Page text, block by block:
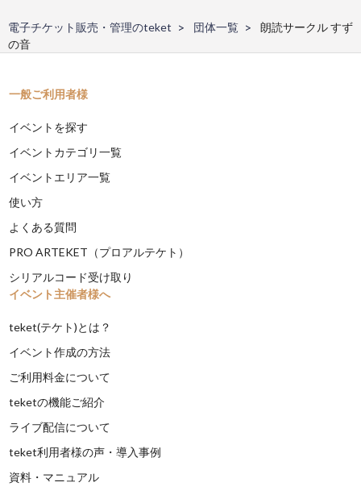
電子チケット販売・管理のteket 団体一覧
朗読サークル すず
の音
一般ご利用者様
イベントを探す
イベントカテゴリ一覧
イベントエリア一覧
使い方
よくある質問
PRO ARTEKET（プロアルテケト）
シリアルコード受け取り
イベント主催者様へ
teket(テケト)とは？
イベント作成の方法
ご利用料金について
teketの機能ご紹介
ライブ配信について
teket利用者様の声・導入事例
資料・マニュアル